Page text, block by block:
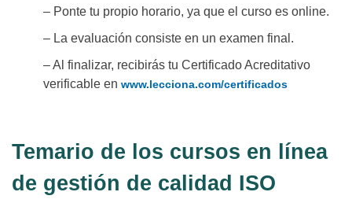
– Ponte tu propio horario, ya que el curso es online.
– La evaluación consiste en un examen final.
– Al finalizar, recibirás tu Certificado Acreditativo
verificable en www.lecciona.com/certificados
Temario de los cursos en línea
de gestión de calidad ISO